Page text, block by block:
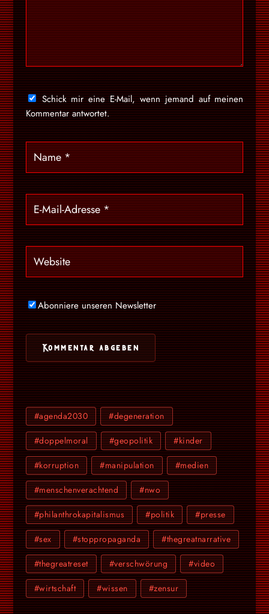
Schick mir eine E-Mail, wenn jemand auf meinen
Kommentar antwortet.
Abonniere unseren Newsletter
#agenda2030 #degeneration
#doppelmoral #geopolitik #kinder
#korruption #manipulation #medien
#menschenverachtend #nwo
#philanthrokapitalismus #politik #presse
#sex #stoppropaganda #thegreatnarrative
#thegreatreset #verschwörung #video
#wirtschaft #wissen #zensur